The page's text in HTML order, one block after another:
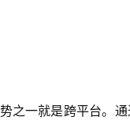
之一就是跨平台。